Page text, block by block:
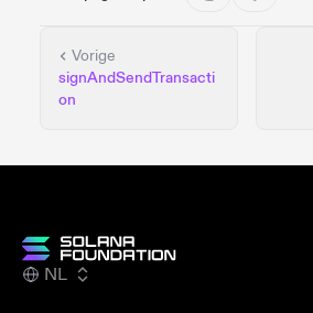
Vorige
signAndSendTransacti
on
NL